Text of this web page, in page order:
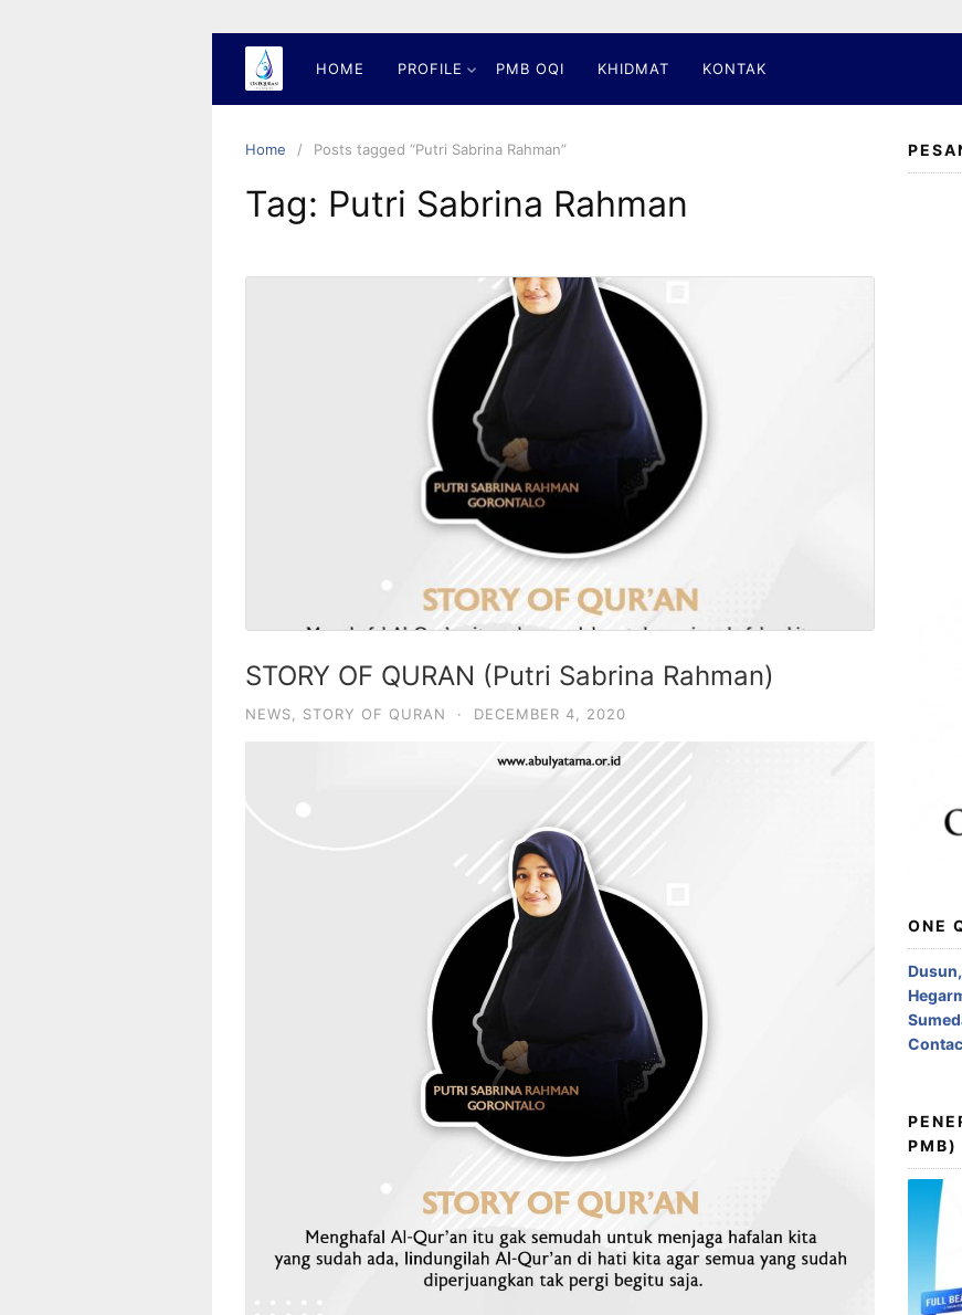
HOME PROFILE PMB OQI KHIDMAT KONTAK
Home Posts tagged “Putri Sabrina Rahman”
Tag: Putri Sabrina Rahman
STORY OF QURAN (Putri Sabrina Rahman)
NEWS STORY OF QURAN · DECEMBER 4, 2020
ONE
PMB)